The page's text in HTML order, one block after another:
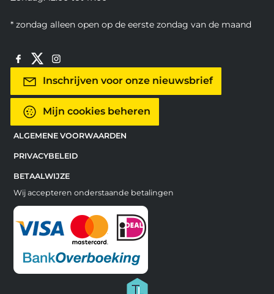
* zondag alleen open op de eerste zondag van de maand
Inschrijven voor onze nieuwsbrief
Mijn cookies beheren
ALGEMENE VOORWAARDEN
PRIVACYBELEID
BETAALWIJZE
Wij accepteren onderstaande betalingen